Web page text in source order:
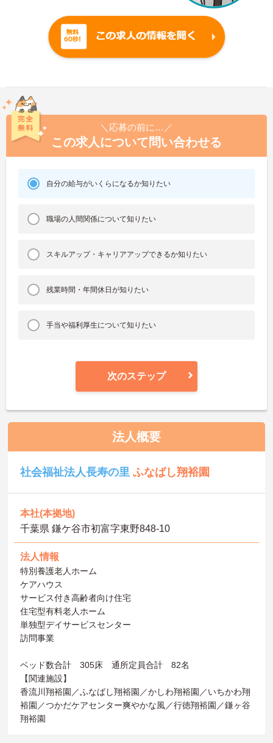
＼応募の前に…／
この求人について問い合わせる
自分の給与がいくらになるか知りたい
職場の人間関係について知りたい
スキルアップ・キャリアアップできるか知りたい
残業時間・年間休日が知りたい
手当や福利厚生について知りたい
次のステップ
法人概要
社会福祉法人長寿の里ふなばし翔裕園
本社(本拠地)
千葉県 鎌ケ谷市初富字東野848‐10
法人情報
特別養護老人ホーム
ケアハウス
サービス付き高齢者向け住宅
住宅型有料老人ホーム
単独型デイサービスセンター
訪問事業
ベッド数合計 305床 通所定員合計 82名
【関連施設】
香流川翔裕園／ふなばし翔裕園／かしわ翔裕園／いちかわ翔
裕園／つかだケアセンター爽やかな風／行徳翔裕園／鎌ヶ谷
翔裕園